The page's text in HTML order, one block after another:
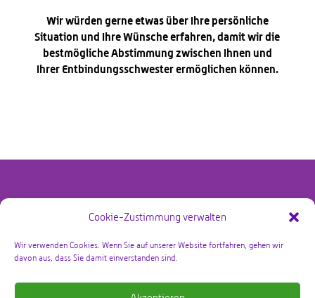
Cookie-Zustimmung verwalten
Wir verwenden Cookies. Wenn Sie auf unserer Website fortfahren, gehen wir
davon aus, dass Sie damit einverstanden sind.
Wir würden gerne etwas über Ihre persönliche
Situation und Ihre Wünsche erfahren, damit wir die
bestmögliche Abstimmung zwischen Ihnen und
Ihrer Entbindungsschwester ermöglichen können.
@copyright Bby Zorg Kraamzorg 2026 – alle rechten
voorbehouden